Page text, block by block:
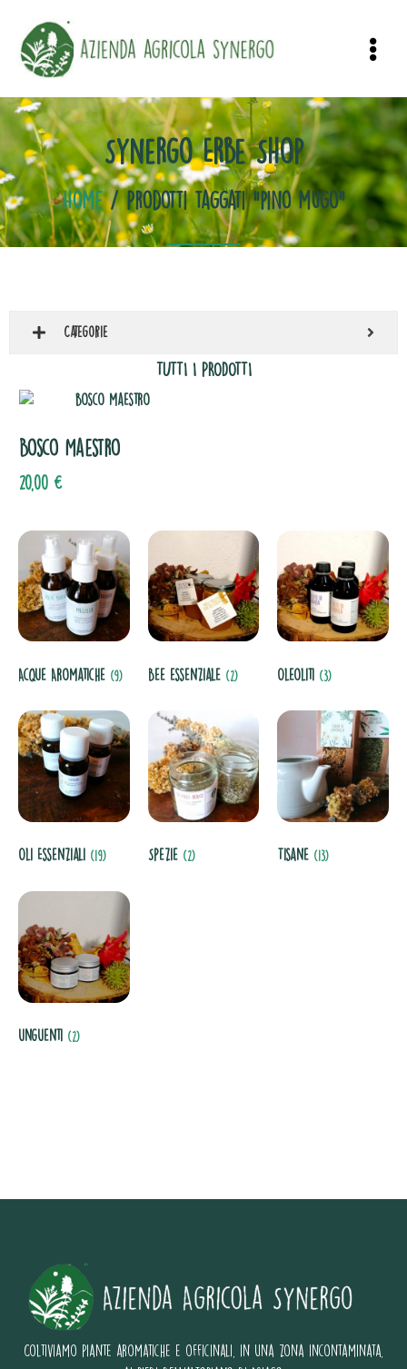
Synergo Erbe Shop
Home/ Prodotti taggati “pino mugo”
Categorie
TUTTI I PRODOTTI
Bosco Maestro
20,00 €
Acque Aromatiche (9) Bee essenziale (2) Oleoliti (3)
Oli Essenziali (19) Spezie (2) Tisane (13)
unguenti (2)
Coltiviamo piante aromatiche e officinali, in una zona incontaminata,